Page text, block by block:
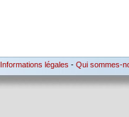
Informations légales - Qui sommes-